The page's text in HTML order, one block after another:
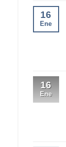
16
Ene
16
Ene